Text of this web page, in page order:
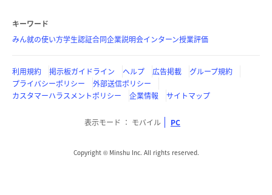
キーワード
みん就の使い方学生認証合同企業説明会インターン授業評価
利用規約 掲示板ガイドライン ヘルプ 広告掲載
グループ規約
プライバシーポリシー
外部送信ポリシー
カスタマーハラスメントポリシー
企業情報 サイトマップ
表示モード モバイル PC
Copyright © Minshu Inc. All rights reserved.